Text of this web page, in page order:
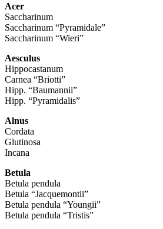
Acer
Saccharinum
Saccharinum “Pyramidale”
Saccharinum “Wieri”
Aesculus
Hippocastanum
Carnea “Briotti”
Hipp. “Baumannii”
Hipp. “Pyramidalis”
Alnus
Cordata
Glutinosa
Incana
Betula
Betula pendula
Betula “Jacquemontii”
Betula pendula “Youngii”
Betula pendula “Tristis”